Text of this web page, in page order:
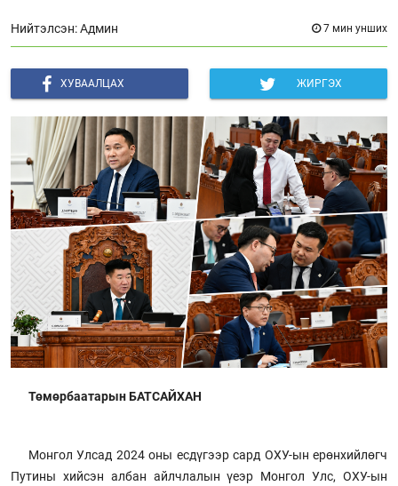
Нийтэлсэн: Админ 7 мин унших
ХУВААЛЦАХ ЖИРГЭХ
Төмөрбаатарын БАТСАЙХАН
Монгол Улсад 2024 оны есдүгээр сард ОХУ-ын ерөнхийлөгч
Путины хийсэн албан айлчлалын үеэр Монгол Улс, ОХУ-ын